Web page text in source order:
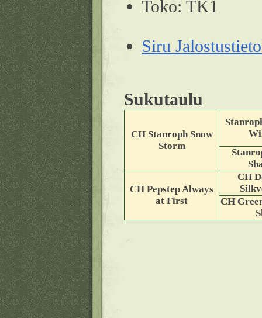
Toko: TK1
Siru
Sukutaulu
CH Stanroph Snow
Storm
CH Pepstep Always
at First
CH
CH